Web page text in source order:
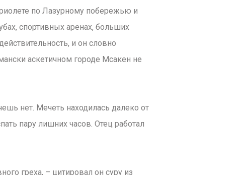
по Лазурному побережью и
спортивных аренах, больших
и он словно
аскетичном городе Мсакен не
нет. Мечеть находилась далеко от
пару лишних часов. Отец работал
греха, – цитировал он суру из